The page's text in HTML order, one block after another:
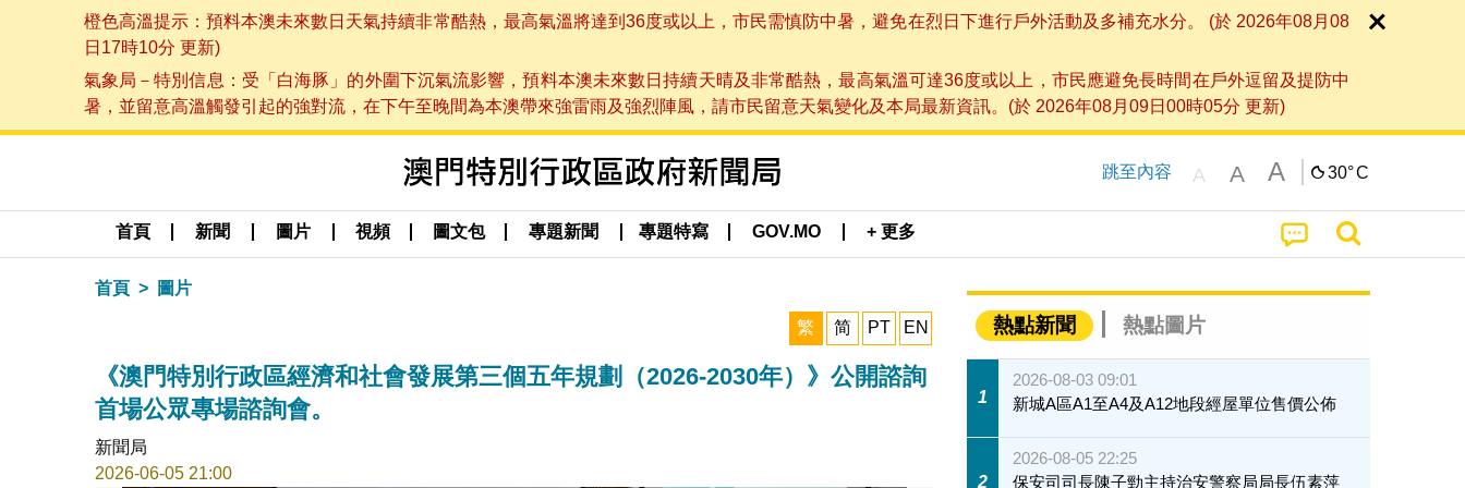
橙色高溫提示：預料本澳未來數日天氣持續非常酷熱，最高氣溫將達到36度或以上，市民需慎防中暑，避免在烈日下進行戶外活動及多補充水分。 (於 2026年08月08
日17時10分 更新)
氣象局－特別信息：受「白海豚」的外圍下沉氣流影響，預料本澳未來數日持續天晴及非常酷熱，最高氣溫可達36度或以上，市民應避免長時間在戶外逗留及提防中
暑，並留意高溫觸發引起的強對流，在下午至晚間為本澳帶來強雷雨及強烈陣風，請市民留意天氣變化及本局最新資訊。(於 2026年08月09日00時05分 更新)
跳至內容 A A A 30°C
首頁 新聞 圖片 視頻 圖文包 專題新聞 專題特寫 GOV.MO + 更多
首頁 圖片
繁 简 PT EN
《澳門特別行政區經濟和社會發展第三個五年規劃（2026-2030年）》公開諮詢
首場公眾專場諮詢會。
新聞局
2026-06-05 21:00
熱點新聞 熱點圖片
1
2026-08-03 09:01
新城A區A1至A4及A12地段經屋單位售價公佈
2
2026-08-05 22:25
保安司司長陳子勁主持治安警察局局長伍素萍